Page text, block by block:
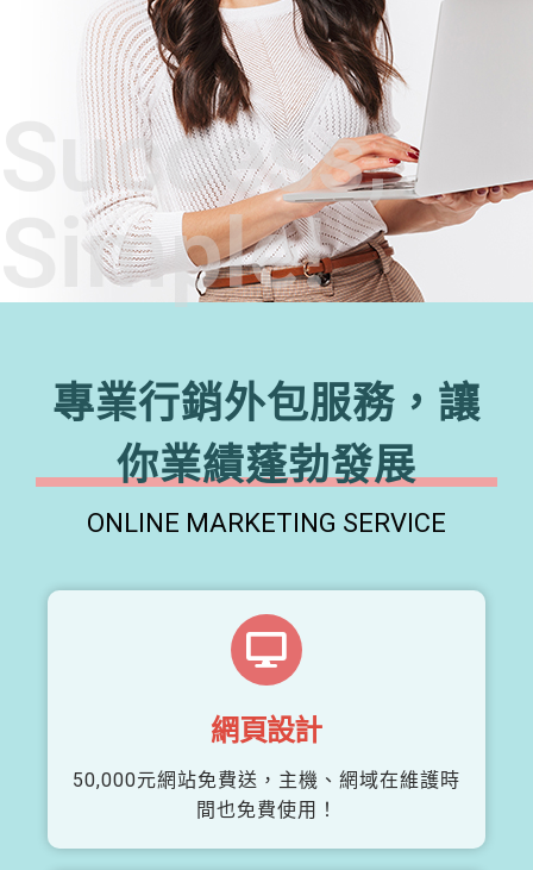
Success,
Simple!
專業行銷外包服務，讓
你業績蓬勃發展
ONLINE MARKETING SERVICE
網頁設計
50,000元網站免費送，主機、網域在維護時
間也免費使用！